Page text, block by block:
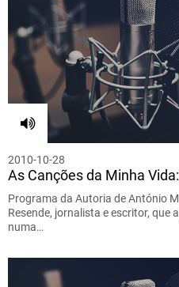
2010-10-28
As Canções da Minha
Programa da Autoria de António
Resende, jornalista e escritor, que
numa…